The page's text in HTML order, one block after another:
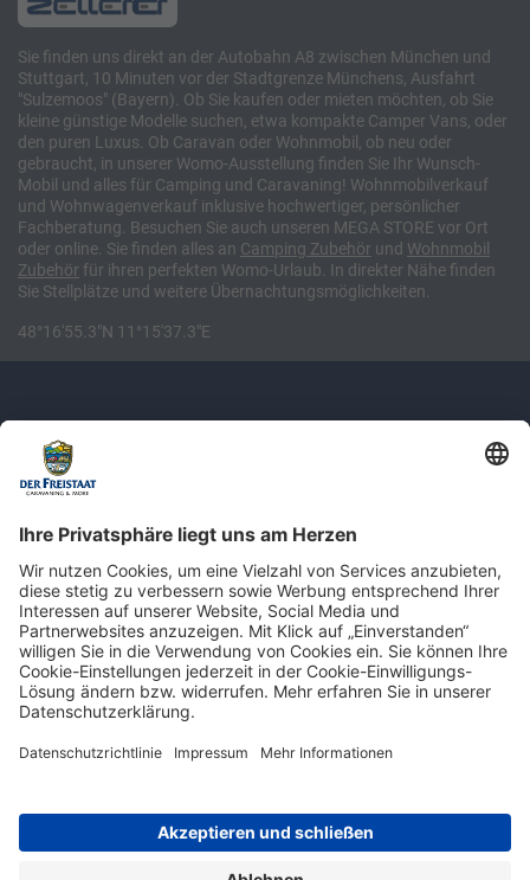
Sie finden uns direkt an der Autobahn A8 zwischen München und
Stuttgart, 10 Minuten vor der Stadtgrenze Münchens, Ausfahrt
"Sulzemoos" (Bayern). Ob Sie kaufen oder mieten möchten, ob Sie
kleine günstige Modelle suchen, etwa kompakte Camper Vans, oder
den puren Luxus. Ob Caravan oder Wohnmobil, ob neu oder
gebraucht, in unserer Womo-Ausstellung finden Sie Ihr Wunsch-
Mobil und alles für Camping und Caravaning! Wohnmobilverkauf
und Wohnwagenverkauf inklusive hochwertiger, persönlicher
Fachberatung. Besuchen Sie auch unseren MEGA STORE vor Ort
oder online. Sie finden alles an Camping Zubehör und Wohnmobil
Zubehör für ihren perfekten Womo-Urlaub. In direkter Nähe finden
Sie Stellplätze und weitere Übernachtungsmöglichkeiten.
48°16'55.3"N 11°15'37.3"E
Newsletter: Jetzt auf
shop.derfreistaat.de anmelden und
einen 5€ Gutschein für unseren Online-
Shop erhalten!*
Impressum Datenschutz Barrierefreiheit